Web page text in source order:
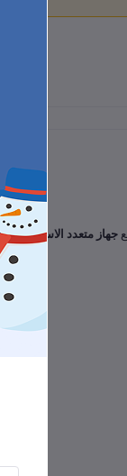
جهاز متعدد الاستخدامات